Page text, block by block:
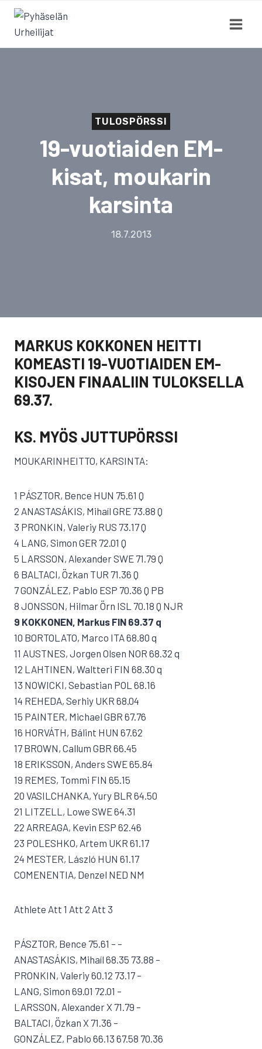
Siirry
sisältöön
TULOSPÖRSSI
19-vuotiaiden EM-
kisat, moukarin
karsinta
18.7.2013
MARKUS KOKKONEN HEITTI
KOMEASTI 19-VUOTIAIDEN EM-
KISOJEN FINAALIIN TULOKSELLA
69.37.
KS. MYÖS JUTTUPÖRSSI
MOUKARINHEITTO, KARSINTA:
1 PÁSZTOR, Bence HUN 75.61 Q
2 ANASTASÁKIS, Mihaíl GRE 73.88 Q
3 PRONKIN, Valeriy RUS 73.17 Q
4 LANG, Simon GER 72.01 Q
5 LARSSON, Alexander SWE 71.79 Q
6 BALTACI, Özkan TUR 71.36 Q
7 GONZÁLEZ, Pablo ESP 70.36 Q PB
8 JONSSON, Hilmar Örn ISL 70.18 Q NJR
9 KOKKONEN, Markus FIN 69.37 q
10 BORTOLATO, Marco ITA 68.80 q
11 AUSTNES, Jorgen Olsen NOR 68.32 q
12 LAHTINEN, Waltteri FIN 68.30 q
13 NOWICKI, Sebastian POL 68.16
14 REHEDA, Serhiy UKR 68.04
15 PAINTER, Michael GBR 67.76
16 HORVÁTH, Bálint HUN 67.62
17 BROWN, Callum GBR 66.45
18 ERIKSSON, Anders SWE 65.84
19 REMES, Tommi FIN 65.15
20 VASILCHANKA, Yury BLR 64.50
21 LITZELL, Lowe SWE 64.31
22 ARREAGA, Kevin ESP 62.46
23 POLESHKO, Artem UKR 61.17
24 MESTER, László HUN 61.17
COMENENTIA, Denzel NED NM
Athlete Att 1 Att 2 Att 3
PÁSZTOR, Bence 75.61 – –
ANASTASÁKIS, Mihaíl 68.35 73.88 –
PRONKIN, Valeriy 60.12 73.17 –
LANG, Simon 69.01 72.01 –
LARSSON, Alexander X 71.79 –
BALTACI, Özkan X 71.36 –
GONZÁLEZ, Pablo 66.13 67.58 70.36